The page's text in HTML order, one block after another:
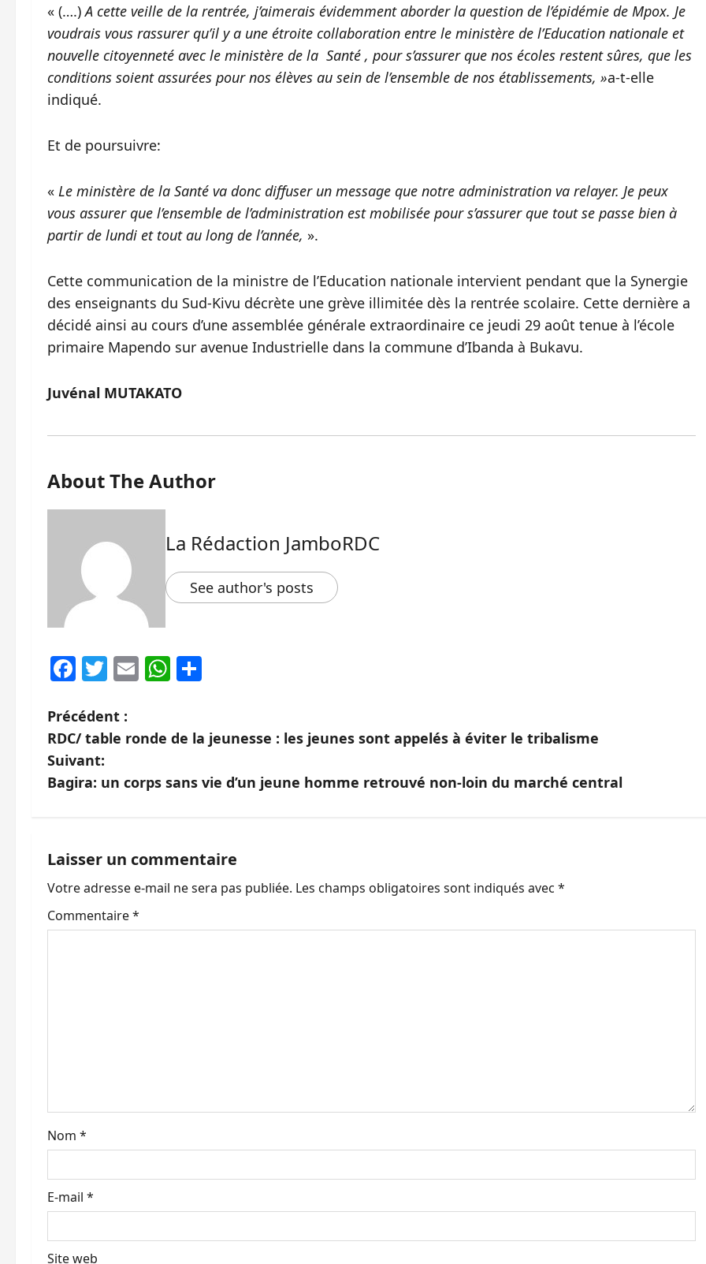
« (….)A cette veille de la rentrée, j’aimerais évidemment aborder la question de l’épidémie de Mpox. Je
voudrais vous rassurer qu’il y a une étroite collaboration entre le ministère de l’Education nationale et
nouvelle citoyenneté avec le ministère de la Santé , pour s’assurer que nos écoles restent sûres, que les
conditions soient assurées pour nos élèves au sein de l’ensemble de nos établissements, »a-t-elle
indiqué.
Et de poursuivre:
« Le ministère de la Santé va donc diffuser un message que notre administration va relayer. Je peux
vous assurer que l’ensemble de l’administration est mobilisée pour s’assurer que tout se passe bien à
partir de lundi et tout au long de l’année, ».
Cette communication de la ministre de l’Education nationale intervient pendant que la Synergie
des enseignants du Sud-Kivu décrète une grève illimitée dès la rentrée scolaire. Cette dernière a
décidé ainsi au cours d’une assemblée générale extraordinaire ce jeudi 29 août tenue à l’école
primaire Mapendo sur avenue Industrielle dans la commune d’Ibanda à Bukavu.
Juvénal MUTAKATO
About The Author
La Rédaction JamboRDC
See author's posts
Facebook
Twitter
EmailWhatsApp
N
a
v
g
a
t
a
r
t
i
c
Précédent :
RDC/ table ronde de la jeunesse : les jeunes sont appelés à éviter le tribalisme
Suivant:
Bagira: un corps sans vie d’un jeune homme retrouvé non-loin du marché central
Laisser un commentaire
Votre adresse e-mail ne sera pas publiée. Les champs obligatoires sont indiqués avec *
Commentaire*
Nom *
E-mail *
Site web